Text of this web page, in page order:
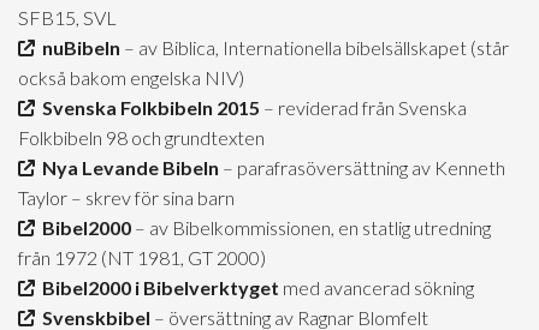
SFB15, SVL
nuBibeln – av Biblica, Internationella bibelsällskapet (står
också bakom engelska NIV)
Svenska Folkbibeln 2015 – reviderad från Svenska
Folkbibeln 98 och grundtexten
Nya Levande Bibeln – parafrasöversättning av Kenneth
Taylor – skrev för sina barn
Bibel2000 – av Bibelkommissionen, en statlig utredning
från 1972 (NT 1981, GT 2000)
Bibel2000 i Bibelverktyget med avancerad sökning
Svenskbibel – översättning av Ragnar Blomfelt